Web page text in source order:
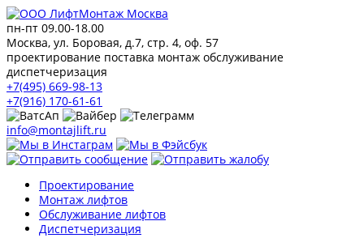
пн-пт 09.00-18.00
Москва, ул. Боровая, д.7, стр. 4, оф. 57
проектирование поставка монтаж обслуживание
диспетчеризация
+7(495) 669-98-13
+7(916) 170-61-61
info@montajlift.ru
Проектирование
Монтаж лифтов
Обслуживание лифтов
Диспетчеризация